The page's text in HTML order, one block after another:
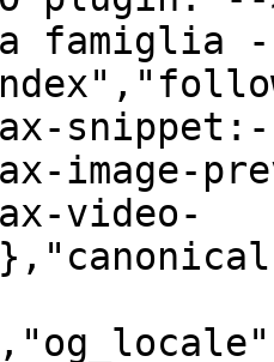
-
snippet:-
image-
video-